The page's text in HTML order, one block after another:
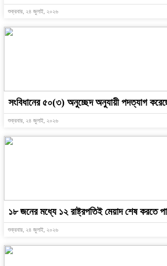
শুক্রবার, ২৪ জুলাই, ২০২৬
সংবিধানের ৫০(৩) অনুচ্ছেদ অনুযায়ী পদত্যাগ
শুক্রবার, ২৪ জুলাই, ২০২৬
১৮ জনের মধ্যে ১২ রাষ্ট্রপতিই মেয়াদ শেষ করতে
শুক্রবার, ২৪ জুলাই, ২০২৬